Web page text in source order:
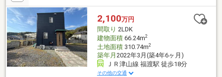
にローンで組む提案も可能です。購入・買い替え・購入+リノベ
ーションなど、お気軽にご相談ください！お問い合わせは【086-
250-9005】または資料請求・来場予約ボタンから。 * *☆*
*☆* *☆* *☆* *☆
2,100万円
間取り 2LDK
建物面積66.24m2
土地面積310.74m2
築年月 2022年3月(築4年6ヶ月)
ＪＲ津山線 福渡駅 徒歩18分
その他の交通